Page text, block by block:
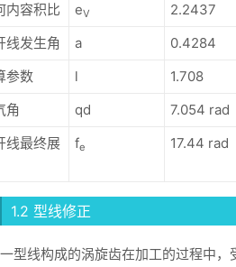
内容积比
eV 2.2437
线发生角
a 0.4284
参数
l 1.708
角
qd 7.054 rad
线最终展
fe 17.44 rad
1.2 型线修正
型线构成的涡旋齿在加工的过程中